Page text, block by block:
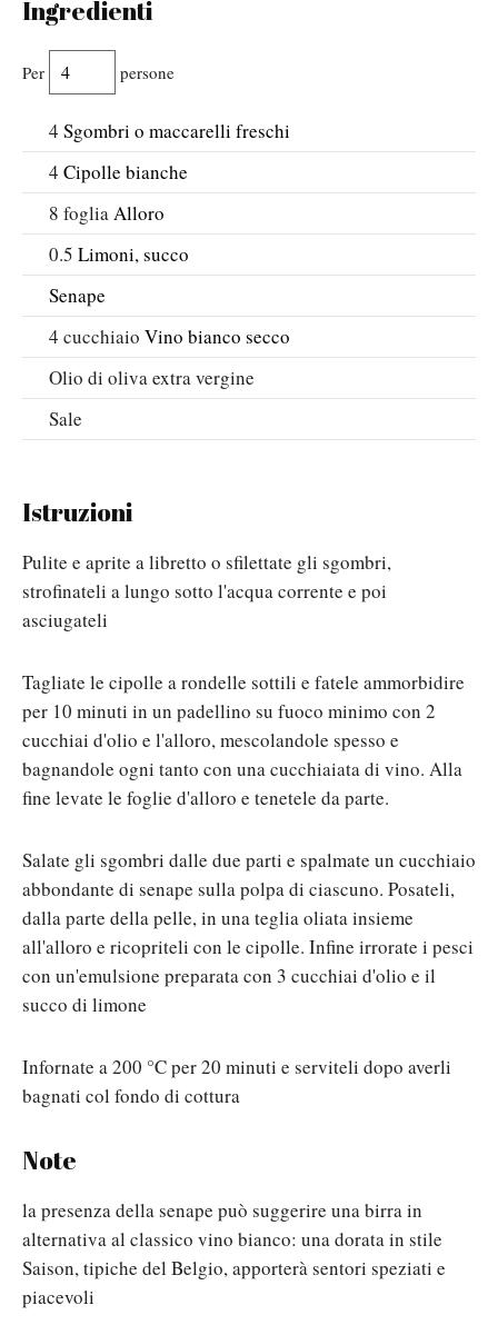
Ingredienti
Per persone
4 Sgombri o maccarelli freschi
4 Cipolle bianche
8 foglia Alloro
0.5 Limoni, succo
Senape
4 cucchiaio Vino bianco secco
Olio di oliva extra vergine
Sale
Istruzioni
Pulite e aprite a libretto o sfilettate gli sgombri,
strofinateli a lungo sotto l'acqua corrente e poi
asciugateli
Tagliate le cipolle a rondelle sottili e fatele ammorbidire
per 10 minuti in un padellino su fuoco minimo con 2
cucchiai d'olio e l'alloro, mescolandole spesso e
bagnandole ogni tanto con una cucchiaiata di vino. Alla
fine levate le foglie d'alloro e tenetele da parte.
Salate gli sgombri dalle due parti e spalmate un cucchiaio
abbondante di senape sulla polpa di ciascuno. Posateli,
dalla parte della pelle, in una teglia oliata insieme
all'alloro e ricopriteli con le cipolle. Infine irrorate i pesci
con un'emulsione preparata con 3 cucchiai d'olio e il
succo di limone
Infornate a 200 °C per 20 minuti e serviteli dopo averli
bagnati col fondo di cottura
Note
la presenza della senape può suggerire una birra in
alternativa al classico vino bianco: una dorata in stile
Saison, tipiche del Belgio, apporterà sentori speziati e
piacevoli